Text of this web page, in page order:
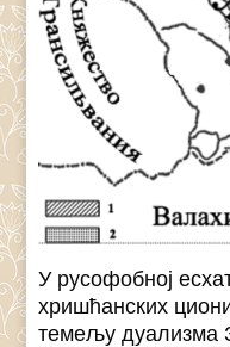
У русофобној
хришћанских
темељу дуализма